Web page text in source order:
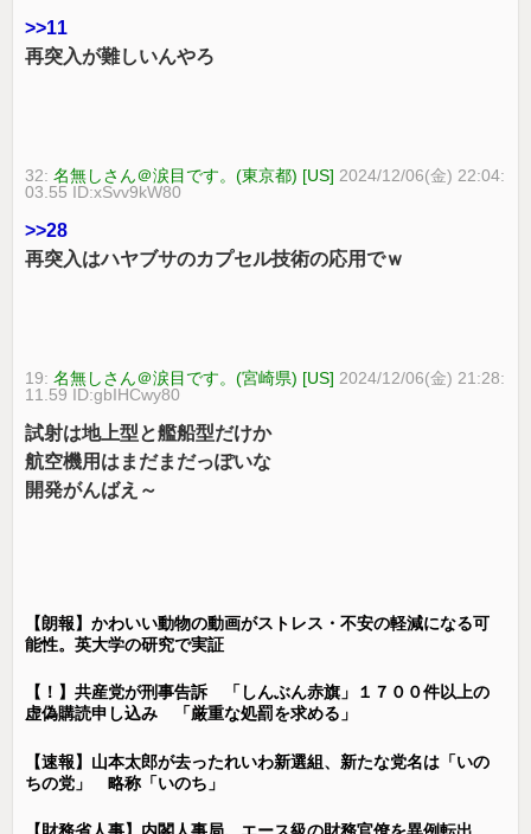
>>11
再突入が難しいんやろ
32:名無しさん＠涙目です。(東京都) [US] 2024/12/06(金) 22:04:
03.55 ID:xSvv9kW80
>>28
再突入はハヤブサのカプセル技術の応用でｗ
19:名無しさん＠涙目です。(宮崎県) [US] 2024/12/06(金) 21:28:
11.59 ID:gbIHCwy80
試射は地上型と艦船型だけか
航空機用はまだまだっぽいな
開発がんばえ～
【朗報】かわいい動物の動画がストレス・不安の軽減になる可
能性。英大学の研究で実証
【！】共産党が刑事告訴 「しんぶん赤旗」１７００件以上の
虚偽購読申し込み 「厳重な処罰を求める」
【速報】山本太郎が去ったれいわ新選組、新たな党名は「いの
ちの党」 略称「いのち」